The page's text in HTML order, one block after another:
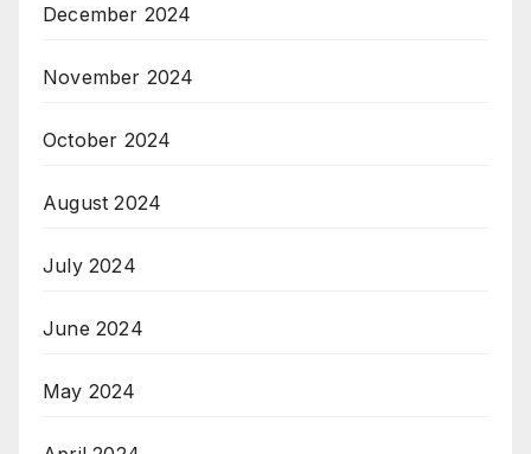
December 2024
November 2024
October 2024
August 2024
July 2024
June 2024
May 2024